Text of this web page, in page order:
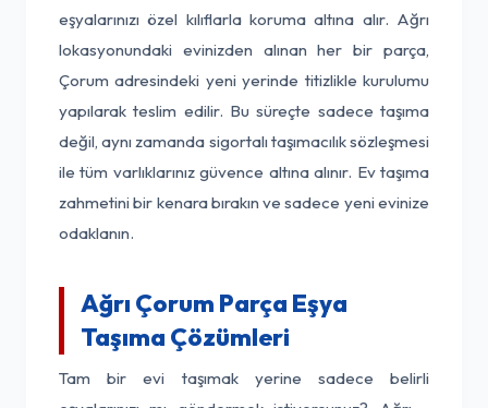
eşyalarınızı özel kılıflarla koruma altına alır. Ağrı
lokasyonundaki evinizden alınan her bir parça,
Çorum adresindeki yeni yerinde titizlikle kurulumu
yapılarak teslim edilir. Bu süreçte sadece taşıma
değil, aynı zamanda sigortalı taşımacılık sözleşmesi
ile tüm varlıklarınız güvence altına alınır. Ev taşıma
zahmetini bir kenara bırakın ve sadece yeni evinize
odaklanın.
Ağrı Çorum Parça Eşya
Taşıma Çözümleri
Tam bir evi taşımak yerine sadece belirli